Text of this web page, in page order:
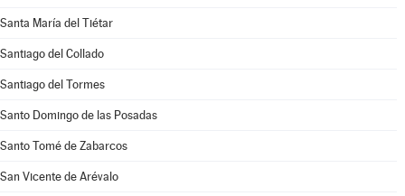
Santa María del Tiétar
Santiago del Collado
Santiago del Tormes
Santo Domingo de las Posadas
Santo Tomé de Zabarcos
San Vicente de Arévalo